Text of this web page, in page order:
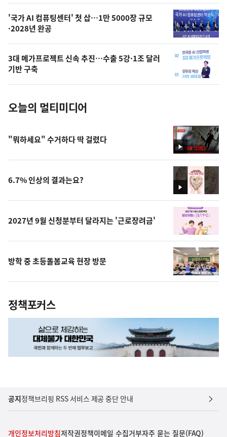
오
늘
의
사
진
'국가 AI 컴퓨팅센터' 첫 삽…1만 5000장 규모
·2028년 완공
3대 메가프로젝트 신속 추진…수출 5강·1조 달러
기반 구축
오늘의 멀티미디어
영
상
"뭐하세요" 수거하다 딱 걸렸다
영
상
6.7% 인상의 결과는요?
2027년 9월 신청분부터 달라지는 '근로장려금'
방학 중 초등돌봄교육 현장 방문
정책포커스
공지정책브리핑 RSS 서비스 제공 중단 안내
개인정보처리방침저작권정책이메일 수집거부자주 묻는 질문(FAQ)